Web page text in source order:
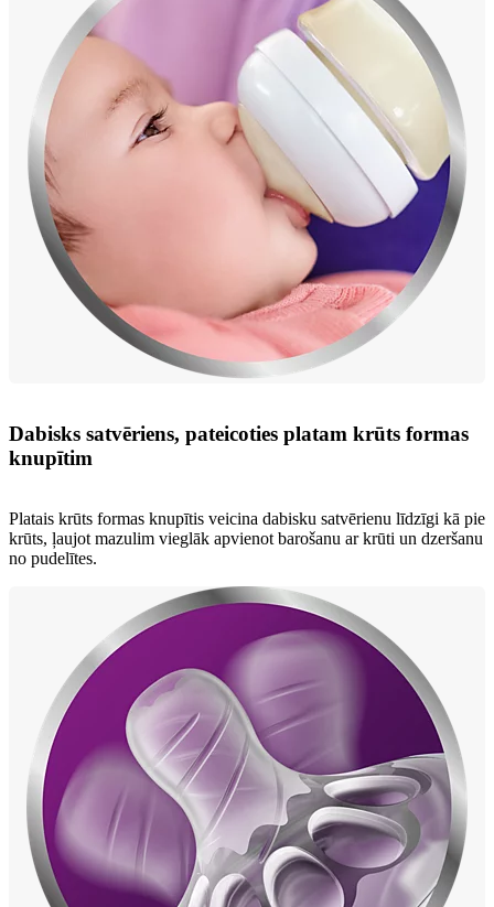
Dabisks satvēriens, pateicoties platam krūts formas
knupītim
Platais krūts formas knupītis veicina dabisku satvērienu līdzīgi kā pie
krūts, ļaujot mazulim vieglāk apvienot barošanu ar krūti un dzeršanu
no pudelītes.